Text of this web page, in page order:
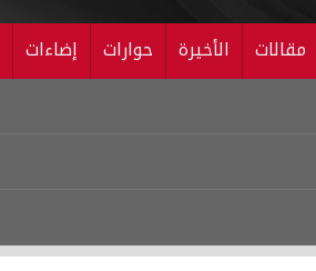
مقالات الأخيرة حوارات إضاءات